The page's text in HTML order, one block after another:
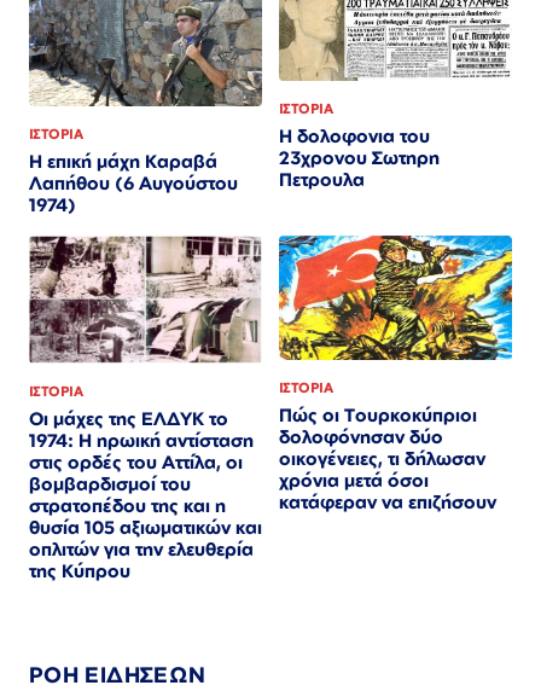
ΙΣΤΟΡΙΑ
Η επική μάχη Καραβά
Λαπήθου (6 Αυγούστου
1974)
ΙΣΤΟΡΙΑ
Η δολοφονια του
23χρονου Σωτηρη
Πετρουλα
ΙΣΤΟΡΙΑ
Οι μάχες της ΕΛΔΥΚ το
1974: Η ηρωική αντίσταση
στις ορδές του Αττίλα, οι
βομβαρδισμοί του
στρατοπέδου της και η
θυσία 105 αξιωματικών και
οπλιτών για την ελευθερία
της Κύπρου
ΙΣΤΟΡΙΑ
Πώς οι Τουρκοκύπριοι
δολοφόνησαν δύο
οικογένειες, τι δήλωσαν
χρόνια μετά όσοι
κατάφεραν να επιζήσουν
ΡΟΗ ΕΙΔΗΣΕΩΝ